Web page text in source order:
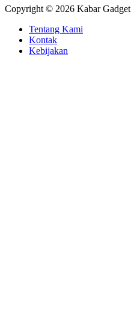
Copyright © 2026 Kabar Gadget
Tentang Kami
Kontak
Kebijakan